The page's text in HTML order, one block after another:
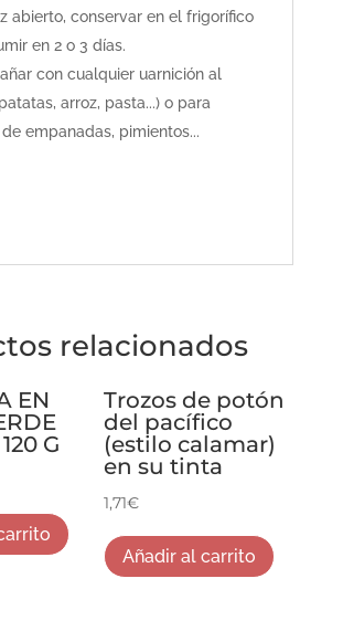
abierto, conservar en el frigorífico
en 2 o 3 días.
con cualquier uarnición al
arroz, pasta...) o para
empanadas, pimientos...
relacionados
EN
G
Trozos de potón
del pacífico
(estilo calamar)
en su tinta
1,71€
Añadir al carrito